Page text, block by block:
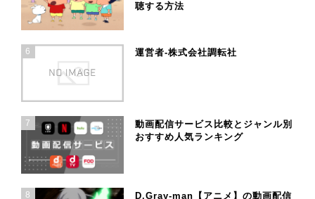
聴する方法
6 運営者-株式会社調転社
7
動画配信サービス比較とジャンル別
おすすめ人気ランキング
8
D.Gray-man【アニメ】の動画配信